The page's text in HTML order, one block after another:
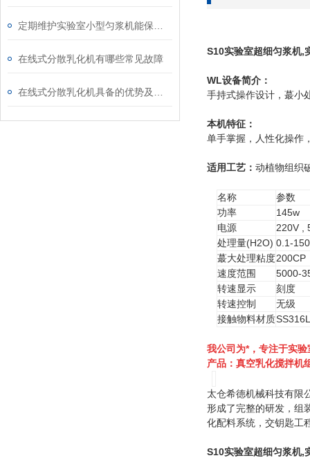
在线式分散乳化机有哪些常见故障
S10实验室超细匀浆机,
WL设备简介 ：
手持式操作设计， 蕞小
本机特征 ：
单手掌握，人性化操作
适用工艺 ： 动植物组织
名称
参数
功率
145w
电源
220V ,
处理量(H2O) 0.1-
蕞大处理粘度200CP
速度范围
5000-
转速显示
刻度
转速控制
无级
接触物料材质
我公司为*，专注于实
产品：真空乳化搅拌机
太仓希德机械科技有限
形成了完整的研发，组
化配料系统，交钥匙工
S10实验室超细匀浆机,